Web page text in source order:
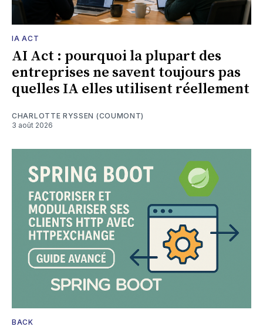
IA ACT
AI Act : pourquoi la plupart des
entreprises ne savent toujours pas
quelles IA elles utilisent réellement
CHARLOTTE RYSSEN (COUMONT)
3 août 2026
BACK